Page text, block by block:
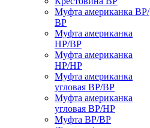
Муфта американка ВР/
ВР
Муфта американка
НР/ВР
Муфта американка
НР/НР
Муфта американка
угловая ВР/ВР
Муфта американка
угловая ВР/НР
Муфта ВР/ВР